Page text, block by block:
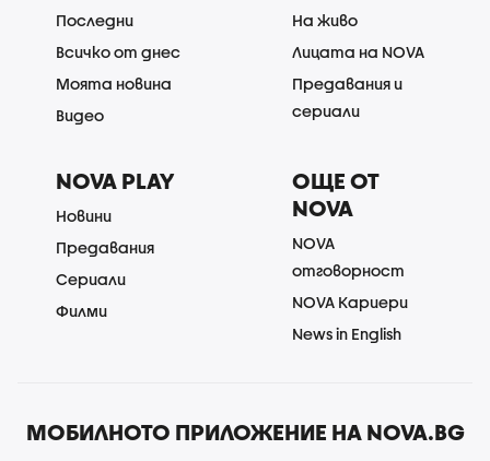
Последни
Всичко от днес
Моята новина
Видео
На живо
Лицата на NOVA
Предавания и
сериали
NOVA PLAY
Новини
Предавания
Сериали
Филми
ОЩЕ ОТ
NOVA
NOVA
отговорност
NOVA Кариери
News in English
МОБИЛНОТО ПРИЛОЖЕНИЕ НА NOVA.BG